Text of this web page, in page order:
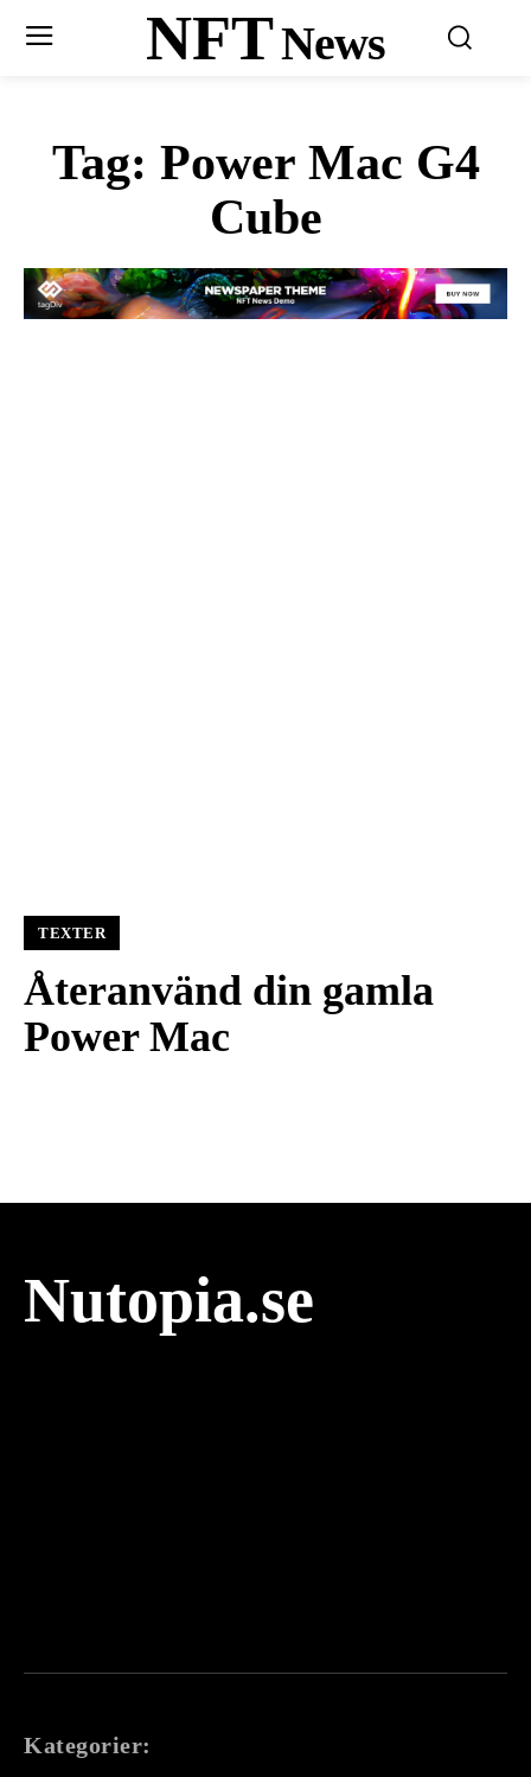
NFTNews
Tag: Power Mac G4
Cube
TEXTER
Återanvänd din gamla
Power Mac
Nutopia.se
Kategorier: